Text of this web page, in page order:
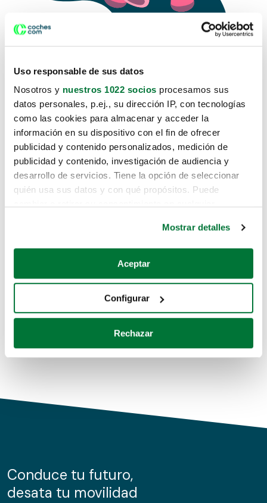
Uso responsable de sus datos
Nosotros y nuestros 1022 socios procesamos sus
datos personales, p.ej., su dirección IP, con tecnologías
como las cookies para almacenar y acceder la
información en su dispositivo con el fin de ofrecer
publicidad y contenido personalizados, medición de
publicidad y contenido, investigación de audiencia y
desarrollo de servicios. Tiene la opción de seleccionar
quién usa sus datos y con qué propósitos. Puede
Si lo permite, también quisiéramos:
Recopilar información sobre su ubicación geográfica
Identificar su dispositivo analizándolo activamente
para buscar características específicas (huellas
Obtenga más información sobre cómo se procesan sus
de cookies.
información sobre el uso que haga del sitio web con
nuestros partners de redes sociales, publicidad y análisis
Mostrar detalles
Aceptar
Configurar
Rechazar
Lo sentimos, no sabemos como
te hemos traido hasta aquí.
Pero puedes encontrar el coche que estás
buscando en alguno de estos enlaces:
Coches de segunda mano
Coches de km0
Conduce tu futuro,
desata tu movilidad